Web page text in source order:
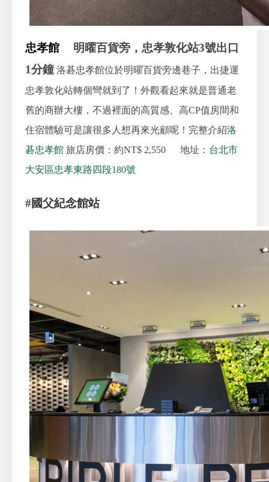
忠孝館
明曜百貨旁，忠孝敦化站3號出口
1分鐘 洛碁忠孝館位於明曜百貨旁邊巷子，出捷運
忠孝敦化站轉個彎就到了！外觀看起來就是普通老
舊的商辦大樓，不過裡面的高質感、高CP值房間和
住宿體驗可是讓很多人想再來光顧呢！完整介紹洛
碁忠孝館 旅店房價：約NT$ 2,550 地址： 台北市
大安區忠孝東路四段180號
#國父紀念館站